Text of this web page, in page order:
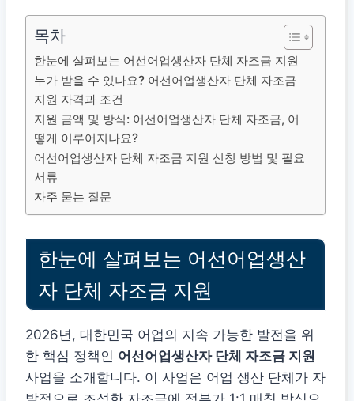
목차
한눈에 살펴보는 어선어업생산자 단체 자조금 지원
누가 받을 수 있나요? 어선어업생산자 단체 자조금
지원 자격과 조건
지원 금액 및 방식: 어선어업생산자 단체 자조금, 어
떻게 이루어지나요?
어선어업생산자 단체 자조금 지원 신청 방법 및 필요
서류
자주 묻는 질문
한눈에 살펴보는 어선어업생산
자 단체 자조금 지원
2026년, 대한민국 어업의 지속 가능한 발전을 위
한 핵심 정책인 어선어업생산자 단체 자조금 지원
사업을 소개합니다. 이 사업은 어업 생산 단체가 자